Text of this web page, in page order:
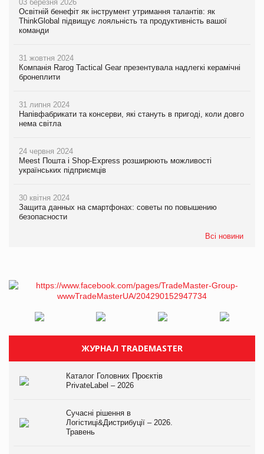
03 березня 2026
Освітній бенефіт як інструмент утримання талантів: як
ThinkGlobal підвищує лояльність та продуктивність вашої
команди
31 жовтня 2024
Компанія Rarog Tactical Gear презентувала надлегкі керамічні
бронеплити
31 липня 2024
Напівфабрикати та консерви, які стануть в пригоді, коли довго
нема світла
24 червня 2024
Meest Пошта і Shop-Express розширюють можливості
українських підприємців
30 квітня 2024
Защита данных на смартфонах: советы по повышению
безопасности
Всі новини
ЖУРНАЛ TRADEMASTER
Каталог Головних Проєктів
PrivateLabel – 2026
Сучасні рішення в
Логістиці&Дистрибуції – 2026.
Травень